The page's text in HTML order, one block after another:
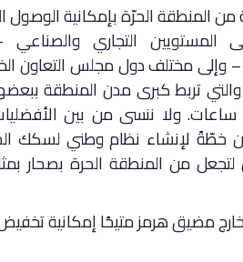
المنطقة الحرّة بإمكانية الوصول
المستويين التجاري
– وإلى مختلف دول مجلس التعاون
والتي تربط كبرى مدن المنطقة
ولا ننسى من بين
من المنطقة الحرة بصحار
مضيق هرمز متيحًا إمكانية